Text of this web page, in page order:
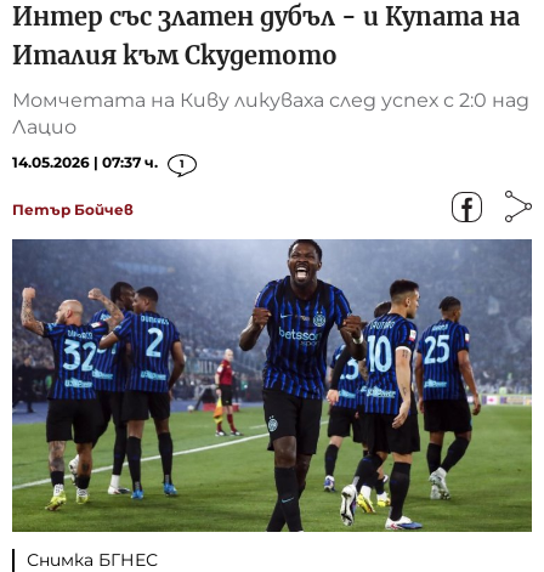
Интер със златен дубъл - и Купата на
Италия към Скудетото
Момчетата на Киву ликуваха след успех с 2:0 над
Лацио
14.05.2026 | 07:37 ч. 1
Петър Бойчев
Снимка БГНЕС